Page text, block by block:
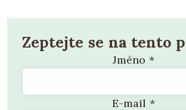
Zeptejte se na tento
Jméno *
E-mail *